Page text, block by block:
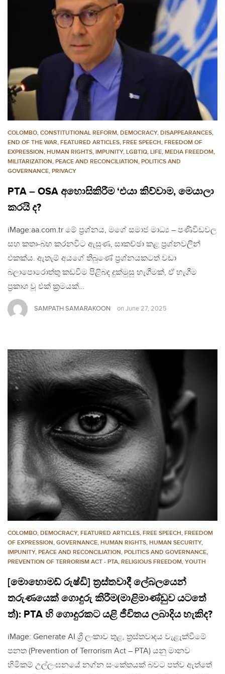
COLOMBO, CONSTITUTIONAL REFORM, DEMOCRACY, DISAPPEARANCES,
END OF THE WAR, FEATURED ARTICLES, FREE SPEECH, FREEDOM OF
EXPRESSION, HUMAN RIGHTS, IMPUNITY, LGBTIQ, LIFE, MEDIA FREEDOM,
MILITARIZATION, PEACE AND RECONCILIATION, POLITICS AND
GOVERNANCE, PRIVACY
PTA – OSA අහොසිකිරීම ‘එයා කිව්වාම, මෙයාලා
කරයි ද?
iMage:aa.com.tr මේ ප්‍රශ්නය, මගේ සමාජ මාධ්‍ය – පණිවිඩවල
සහ කතා-බහ කරනවිට ඇසුණ, සාකච්ඡා කළ ප්‍රශ්නවලින්
එකක්ය. ඇතැම් අයගේ තිබුණේ ප්‍රශ්නයකටත් වඩා
බලාපොරොත්තු කඩවීම පිළිබද දුක්මුසු හැගීමක්, ඒ හැගීම
ප්‍රකාශ වූ එක් ක්‍රමයක්…
SAMPATH SAMARAKOON on June 27, 2025
COLOMBO, DEMOCRACY, FEATURED ARTICLES, FREE SPEECH, FREEDOM
OF EXPRESSION, GOVERNANCE, HUMAN RIGHTS, HUMAN SECURITY,
IMPUNITY, PEACE AND RECONCILIATION, POLITICS AND GOVERNANCE,
PREVENTION OF TERRORISM ACT - PTA, RELIGIOUS FREEDOM, YOUTH
[මොහොමඩ් රුෂ්ඩි] ත්‍රස්තවාදී ලේබලයෙන්
තරුණයෙක් ගොදුරු කිරීම(මාළිමාණ්ඩුව යටතේ
ත්): PTA හි ගොදුරකට යළි ජීවිතය ලබාදිය හැකිද?
iMage: Generate AI ශ්‍රී ලංකාව තුළ, ත්‍රස්තවාදය වැළැක්වීමේ
පනත (Prevention of Terrorism Act – PTA) යනු මානව
හිමිකම් උල්ලංඝනයේ නග්න සංකේතයක් බවට පත්ව ඇත්තේ